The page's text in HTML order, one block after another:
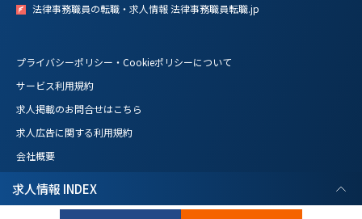
求人情報 INDEX
法律事務職員の転職・求人情報 法律事務職員転職.jp
プライバシーポリシー・Cookieポリシーについて
サービス利用規約
求人掲載のお問合せはこちら
求人広告に関する利用規約
会社概要